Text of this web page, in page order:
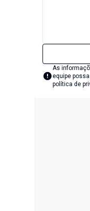
As
equipe
política de